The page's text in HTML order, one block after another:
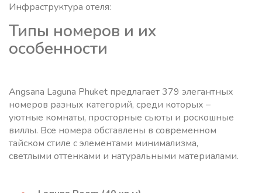
Инфраструктура отеля:
Типы номеров и их
особенности
Angsana Laguna Phuket предлагает 379 элегантных
номеров разных категорий, среди которых –
уютные комнаты, просторные сьюты и роскошные
виллы. Все номера обставлены в современном
тайском стиле с элементами минимализма,
светлыми оттенками и натуральными материалами.